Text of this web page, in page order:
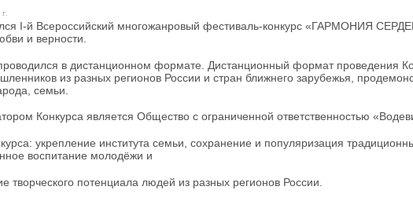
I-й Всероссийский многожанровый фестиваль-конкурс «ГАРМОНИЯ
и верности.
в дистанционном формате. Дистанционный формат проведения
из разных регионов России и стран ближнего зарубежья,
семьи.
Конкурса является Общество с ограниченной ответственностью
укрепление института семьи, сохранение и популяризация
воспитание молодёжи и
творческого потенциала людей из разных регионов России.